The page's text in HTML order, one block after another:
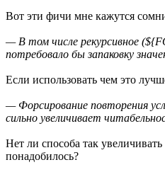
Вот эти фичи мне кажутся
— В том числе рекурсивное
потребовало бы запаковку
Если использовать чем это
— Форсирование повторения
сильно увеличивает
Нет ли способа так
понадобилось?